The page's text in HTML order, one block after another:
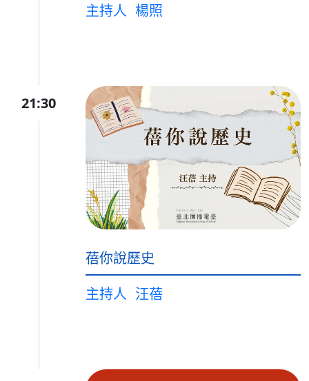
主持人 楊照
21:30
蓓你說歷史
主持人 汪蓓